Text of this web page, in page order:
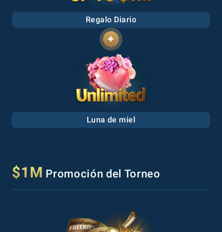
Regalo Diario
Luna de miel
$1M Promoción del Torneo